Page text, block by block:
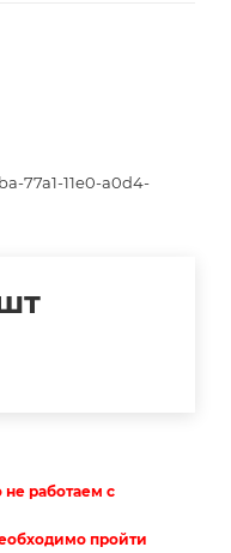
77a1-11e0-a0d4-
работаем с
пройти